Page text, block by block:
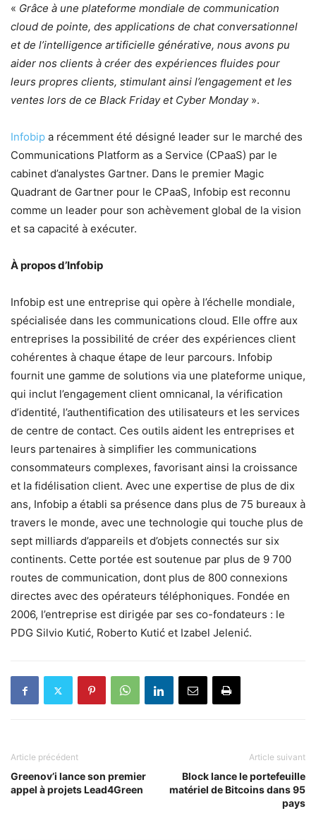
« Grâce à une plateforme mondiale de communication
cloud de pointe, des applications de chat conversationnel
et de l’intelligence artificielle générative, nous avons pu
aider nos clients à créer des expériences fluides pour
leurs propres clients, stimulant ainsi l’engagement et les
ventes lors de ce Black Friday et Cyber Monday».
Infobip a récemment été désigné leader sur le marché des
Communications Platform as a Service (CPaaS) par le
cabinet d’analystes Gartner. Dans le premier Magic
Quadrant de Gartner pour le CPaaS, Infobip est reconnu
comme un leader pour son achèvement global de la vision
et sa capacité à exécuter.
À propos d’Infobip
Infobip est une entreprise qui opère à l’échelle mondiale,
spécialisée dans les communications cloud. Elle offre aux
entreprises la possibilité de créer des expériences client
cohérentes à chaque étape de leur parcours. Infobip
fournit une gamme de solutions via une plateforme unique,
qui inclut l’engagement client omnicanal, la vérification
d’identité, l’authentification des utilisateurs et les services
de centre de contact. Ces outils aident les entreprises et
leurs partenaires à simplifier les communications
consommateurs complexes, favorisant ainsi la croissance
et la fidélisation client. Avec une expertise de plus de dix
ans, Infobip a établi sa présence dans plus de 75 bureaux à
travers le monde, avec une technologie qui touche plus de
sept milliards d’appareils et d’objets connectés sur six
continents. Cette portée est soutenue par plus de 9 700
routes de communication, dont plus de 800 connexions
directes avec des opérateurs téléphoniques. Fondée en
2006, l’entreprise est dirigée par ses co-fondateurs : le
PDG Silvio Kutić, Roberto Kutić et Izabel Jelenić.
Article précédent
Greenov’i lance son premier
appel à projets Lead4Green
Article suivant
Block lance le portefeuille
matériel de Bitcoins dans 95
pays